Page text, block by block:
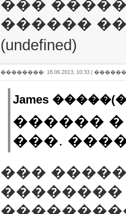
���
������
��������: 18.06.2013, 10:33 |
James
������
���.
���
��������